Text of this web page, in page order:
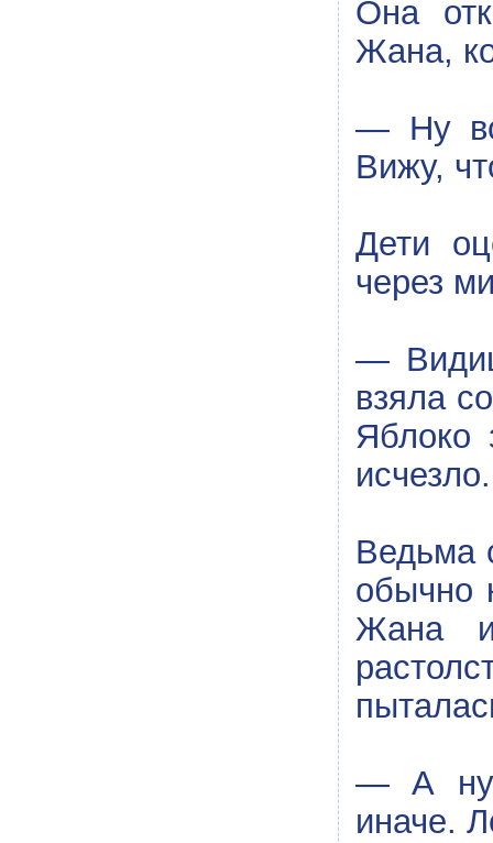
Она
Жана,
— Ну
Вижу,
Дети
через
—
взяла
Яблоко
Ведьма
обычно
Жана и
— А ну,
иначе.